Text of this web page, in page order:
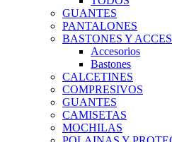
GUANTES
PANTALONES
BASTONES Y
Accesorios
Bastones
CALCETINES
COMPRESIVOS
GUANTES
CAMISETAS
MOCHILAS